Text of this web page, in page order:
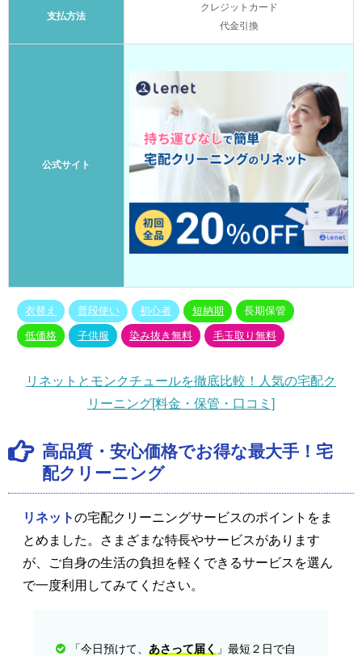
支払方法
クレジットカード
代金引換
公式サイト
衣替え 普段使い 初心者 短納期 長期保管
低価格 子供服 染み抜き無料 毛玉取り無料
リネットとモンクチュールを徹底比較！人気の宅配ク
リーニング[料金・保管・口コミ]
高品質・安心価格でお得な最大手！宅
配クリーニング
リネットの宅配クリーニングサービスのポイントをま
とめました。さまざまな特長やサービスがあります
が、ご自身の生活の負担を軽くできるサービスを選ん
で一度利用してみてください。
「今日預けて、 あさって届く 」最短２日で自